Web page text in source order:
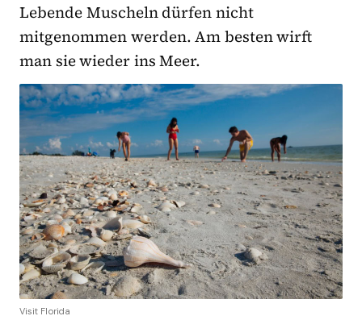
Lebende Muscheln dürfen nicht
mitgenommen werden. Am besten wirft
man sie wieder ins Meer.
Visit Florida